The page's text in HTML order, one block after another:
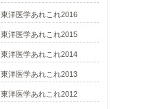
東洋医学あれこれ2016
東洋医学あれこれ2015
東洋医学あれこれ2014
東洋医学あれこれ2013
東洋医学あれこれ2012